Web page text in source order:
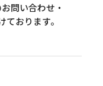
問い合わせ・
おります。